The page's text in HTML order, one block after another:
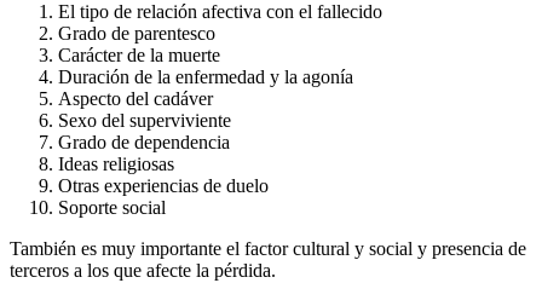
El tipo de relación afectiva con el fallecido
Grado de parentesco
Carácter de la muerte
Duración de la enfermedad y la agonía
Aspecto del cadáver
Sexo del superviviente
Grado de dependencia
Ideas religiosas
Otras experiencias de duelo
Soporte social
También es muy importante el factor cultural y social y presencia de
terceros a los que afecte la pérdida.